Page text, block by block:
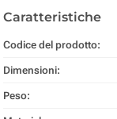
Caratteristiche
Codice del prodotto:
Dimensioni:
Peso: